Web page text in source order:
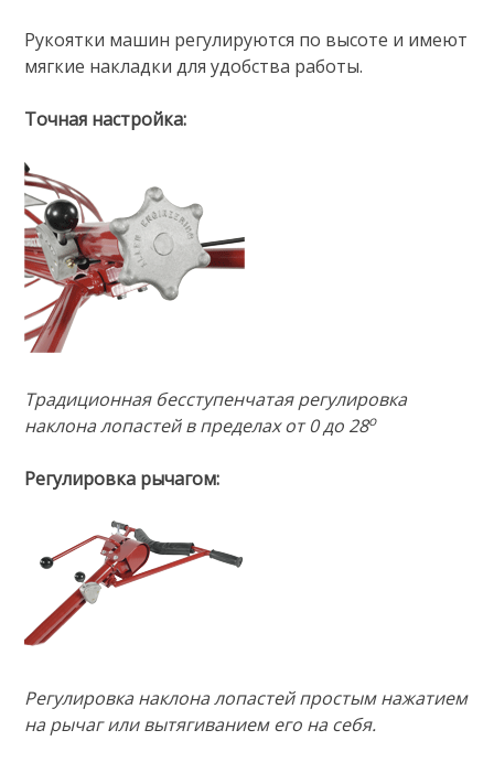
Рукоятки машин регулируются по высоте и имеют
мягкие накладки для удобства работы.
Точная настройка:
Традиционная бесступенчатая регулировка
наклона лопастей в пределах от 0 до 28о
Регулировка рычагом:
Регулировка наклона лопастей простым нажатием
на рычаг или вытягиванием его на себя.